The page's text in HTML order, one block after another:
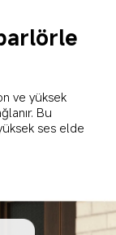
ve yüksek
Bu
ses elde